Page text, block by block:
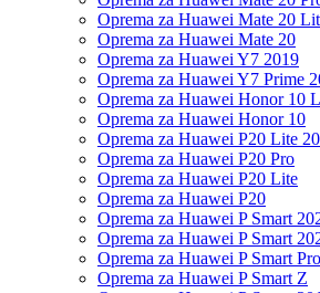
Oprema za Huawei Mate 20
Oprema za Huawei Mate 20
Oprema za Huawei Y7 2019
Oprema za Huawei Y7 Prime
Oprema za Huawei Honor 10
Oprema za Huawei Honor 10
Oprema za Huawei P20 Lite
Oprema za Huawei P20 Pro
Oprema za Huawei P20 Lite
Oprema za Huawei P20
Oprema za Huawei P Smart
Oprema za Huawei P Smart
Oprema za Huawei P Smart
Oprema za Huawei P Smart Z